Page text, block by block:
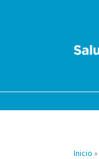
Inicio »